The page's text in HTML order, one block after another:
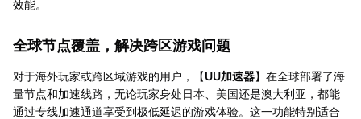
效能。
全球节点覆盖，解决跨区游戏问题
对于海外玩家或跨区域游戏的用户，【UU加速器】在全球部署了海
量节点和加速线路，无论玩家身处日本、美国还是澳大利亚，都能
通过专线加速通道享受到极低延迟的游戏体验。这一功能特别适合